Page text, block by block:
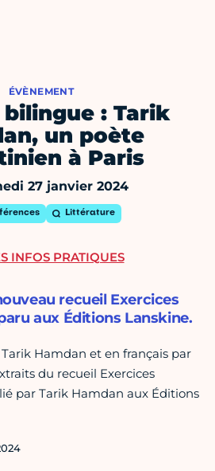
ÉVÈNEMENT
: Tarik
un poète
à Paris
27 janvier 2024
Littérature
recueil Exercices
aux Éditions Lanskine.
Hamdan et en français par
du recueil Exercices
par Tarik Hamdan aux Éditions
INFOS PRATIQUES